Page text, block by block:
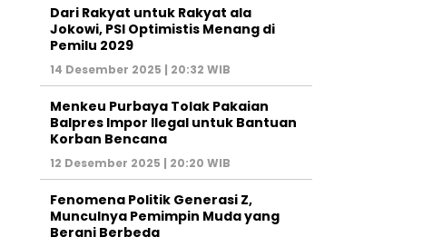
Dari Rakyat untuk Rakyat ala
Jokowi, PSI Optimistis Menang di
Pemilu 2029
14 Desember 2025 | 20:32 WIB
Menkeu Purbaya Tolak Pakaian
Balpres Impor Ilegal untuk Bantuan
Korban Bencana
12 Desember 2025 | 20:20 WIB
Fenomena Politik Generasi Z,
Munculnya Pemimpin Muda yang
Berani Berbeda